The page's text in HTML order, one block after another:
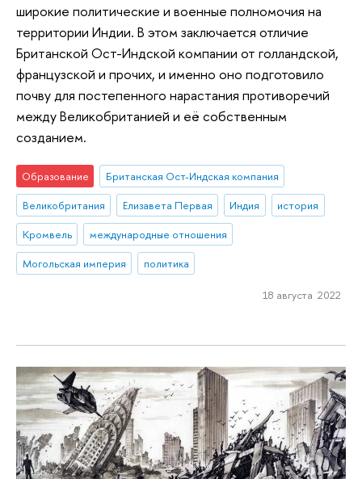
широкие политические и военные полномочия на
территории Индии. В этом заключается отличие
Британской Ост-Индской компании от голландской,
французской и прочих, и именно оно подготовило
почву для постепенного нарастания противоречий
между Великобританией и её собственным
созданием.
Образование
Британская Ост-Индская компания
Великобритания
Елизавета Первая Индия
история
Кромвель
международные отношения
Могольская империя
политика
18 августа 2022